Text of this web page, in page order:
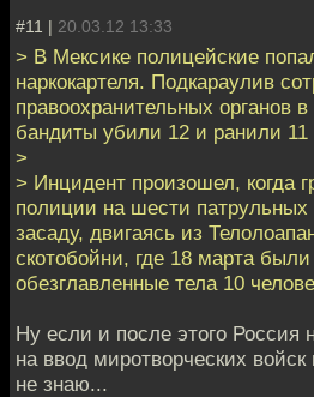
#11 | 20.03.12 13:33
> В Мексике полицейские
наркокартеля. Подкараулив
правоохранительных органов
бандиты убили 12 и ранили 11
>
> Инцидент произошел, когда
полиции на шести
засаду, двигаясь из
скотобойни, где 18 марта
обезглавленные тела 10
Ну если и после этого Россия
на ввод миротворческих
не знаю...